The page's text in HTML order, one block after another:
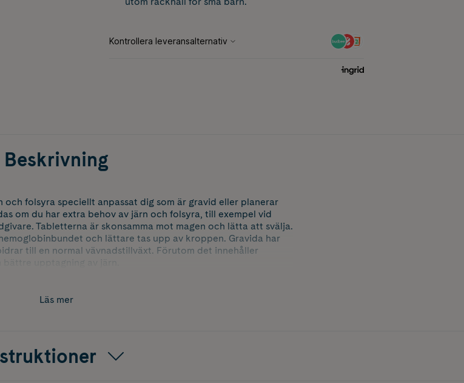
Beskrivning
folsyra speciellt anpassat dig som är gravid eller planerar
om du har extra behov av järn och folsyra, till exempel vid
Tabletterna är skonsamma mot magen och lätta att svälja.
och lättare tas upp av kroppen. Gravida har
till en normal vävnadstillväxt. Förutom det innehåller
upptagning av järn.
Läs mer